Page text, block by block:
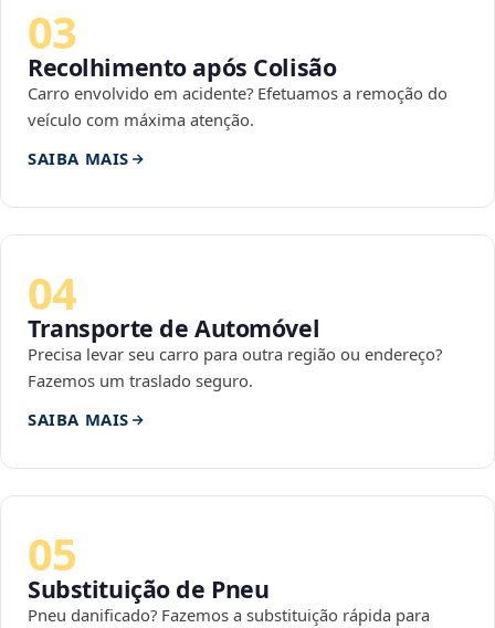
03
Recolhimento após Colisão
Carro envolvido em acidente? Efetuamos a remoção do
veículo com máxima atenção.
SAIBA MAIS
04
Transporte de Automóvel
Precisa levar seu carro para outra região ou endereço?
Fazemos um traslado seguro.
SAIBA MAIS
05
Substituição de Pneu
Pneu danificado? Fazemos a substituição rápida para